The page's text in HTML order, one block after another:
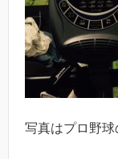
写真はプロ野球